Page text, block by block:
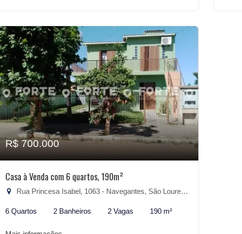
R$ 700.000
Casa à Venda com 6 quartos, 190m²
Rua Princesa Isabel, 1063 - Navegantes, São Lourenço do Sul-RS
6 Quartos 2 Banheiros 2 Vagas 190 m²